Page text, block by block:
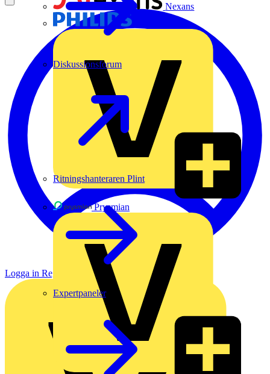
Nexans
Prysmian
Diskussionsforum
Ritningshanteraren Plint
Expertpaneler
Logga in Registrera dig